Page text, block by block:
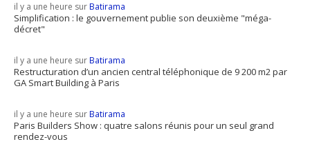
il y a une heure surBatirama
Simplification : le gouvernement publie son deuxième "méga-
décret"
il y a une heure surBatirama
Restructuration d’un ancien central téléphonique de 9 200 m2 par
GA Smart Building à Paris
il y a une heure surBatirama
Paris Builders Show : quatre salons réunis pour un seul grand
rendez-vous